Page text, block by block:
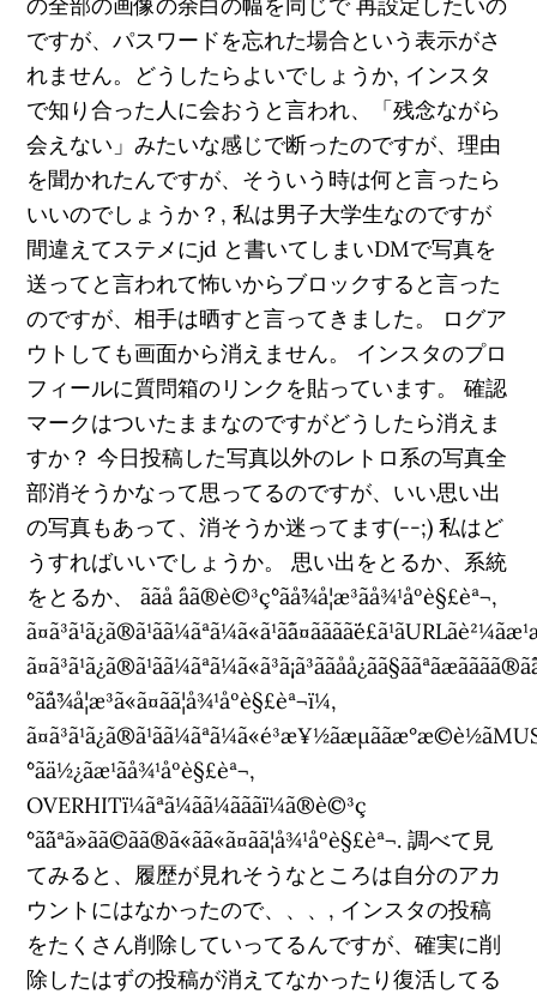
ですが、パスワードを忘れた場合という表示がさ
れません。どうしたらよいでしょうか, インスタ
で知り合った人に会おうと言われ、「残念ながら
会えない」みたいな感じで断ったのですが、理由
を聞かれたんですが、そういう時は何と言ったら
いいのでしょうか？, 私は男子大学生なのですが
間違えてステメにjd と書いてしまいDMで写真を
送ってと言われて怖いからブロックすると言った
のですが、相手は晒すと言ってきました。 ログア
ウトしても画面から消えません。 インスタのプロ
フィールに質問箱のリンクを貼っています。 確認
マークはついたままなのですがどうしたら消えま
すか？ 今日投稿した写真以外のレトロ系の写真全
部消そうかなって思ってるのですが、いい思い出
の写真もあって、消そうか迷ってます(--;) 私はど
うすればいいでしょうか。 思い出をとるか、系統
をとるか、 ããå ´åã®è©³ç´°ãå¯¾å¦æ³ãå¾¹åºè§£èª¬,
´°ã¨å¯¾å¦æ³ã«ã¤ãã¦å¾¹åºè§£èª¬ï¼,
´°ãä½¿ãæ¹ãå¾¹åºè§£èª¬,
OVERHITï¼ãªã¼ãã¼ãããï¼ã®è©³ç
´°ã¨ãªã»ãã©ãã®ã«ãã«ã¤ãã¦å¾¹åºè§£èª¬. 調べて見
てみると、履歴が見れそうなところは自分のアカ
ウントにはなかったので、、、, インスタの投稿
をたくさん削除していってるんですが、確実に削
除したはずの投稿が消えてなかったり復活してる